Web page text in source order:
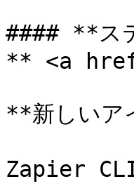
#### **ス
** <a
**新しいア
Zapier CLI